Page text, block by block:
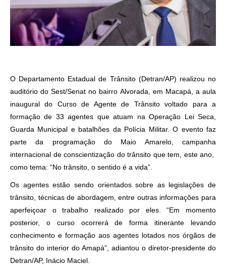
O Departamento Estadual de Trânsito (Detran/AP) realizou no
auditório do Sest/Senat no bairro Alvorada, em Macapá, a aula
inaugural do Curso de Agente de Trânsito voltado para a
formação de 33 agentes que atuam na Operação Lei Seca,
Guarda Municipal e batalhões da Polícia Militar. O evento faz
parte da programação do Maio Amarelo, campanha
internacional de conscientização do trânsito que tem, este ano,
como tema: “No trânsito, o sentido é a vida”.
Os agentes estão sendo orientados sobre as legislações de
trânsito, técnicas de abordagem, entre outras informações para
aperfeiçoar o trabalho realizado por eles. “Em momento
posterior, o curso ocorrerá de forma itinerante levando
conhecimento e formação aos agentes lotados nos órgãos de
trânsito do interior do Amapá”, adiantou o diretor-presidente do
Detran/AP, Inácio Maciel.